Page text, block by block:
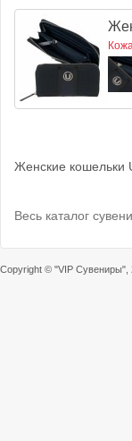
Женские кошельки
Весь каталог
Copyright © "VIP Сувениры"